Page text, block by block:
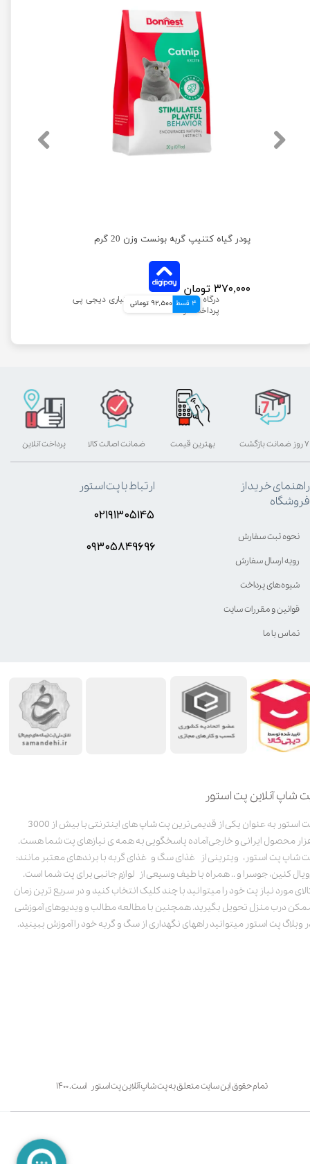
پودر گیاه کتنیپ گربه بونست وزن 20 گرم
۳۷۰,۰۰۰ تومان
4 قسط 92,500 تومانی
شاپ آنلاین پت استور
پت استور به عنوان یکی از قدیمی‌ترین پت شاپ های اینترنتی با بیش از 3000
محصول ایرانی و خارجی آماده پاسخگویی به همه ی نیازهای پت شما هست.
شاپ پت استور، ویترینی از غذای سگ و غذای گربه با برندهای معتبر مانند:
کنین، جوسرا و .. همراه با طیف وسیعی از لوازم جانبی برای پت شما است.
مورد نیاز پت خود را میتوانید با چند کلیک انتخاب کنید و در سریع ترین زمان
درب منزل تحویل بگیرید. همچنین با مطالعه مطالب و ویدیوهای آموزشی
وبلاگ پت استور میتوانید راههای نگهداری از سگ و گربه خود را آموزش ببینید.
تمام حقوق این سایت متعلق به پت شاپ آنلاین پت استور است. ۱۴۰۰
بهترین قیمت پرداخت آنلاین ۷ روز ضمانت بازگشت ضمانت اصالت کالا
راهنمای خرید از
فروشگاه
نحوه ثبت سفارش
رویه ارسال سفارش
شیوه‌های پرداخت
قوانین و مقررات سایت
تماس با ما
ارتباط با پت استور
۰۲۱۹۱۳۰۵۱۴۵
۰۹۳۰۵8۴9696